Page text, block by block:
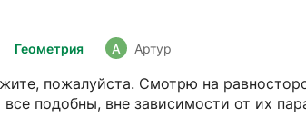
Геометрия А Артур
пожалуйста. Смотрю на
все подобны, вне зависимости от их